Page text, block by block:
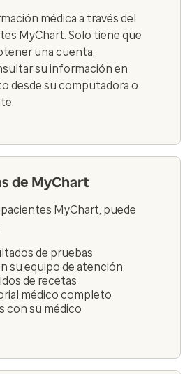
médica a través del
MyChart. Solo tiene que
una cuenta,
su información en
desde su computadora o
de MyChart
MyChart, puede
de pruebas
su equipo de atención
de recetas
médico completo
con su médico